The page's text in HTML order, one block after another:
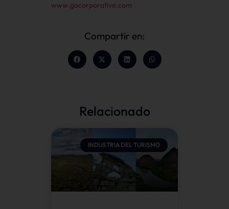
www.gocorporativo.com
Compartir en:
Relacionado
INDUSTRIA DEL TURISMO